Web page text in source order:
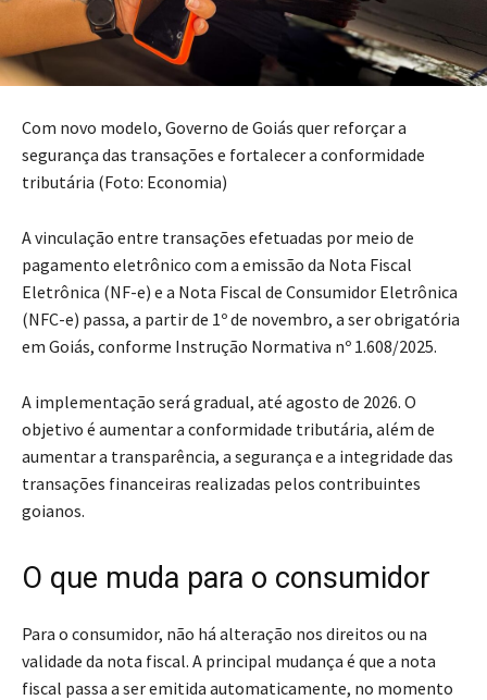
Com novo modelo, Governo de Goiás quer reforçar a
segurança das transações e fortalecer a conformidade
tributária (Foto: Economia)
A vinculação entre transações efetuadas por meio de
pagamento eletrônico com a emissão da Nota Fiscal
Eletrônica (NF-e) e a Nota Fiscal de Consumidor Eletrônica
(NFC-e) passa, a partir de 1º de novembro, a ser obrigatória
em Goiás, conforme Instrução Normativa nº 1.608/2025.
A implementação será gradual, até agosto de 2026. O
objetivo é aumentar a conformidade tributária, além de
aumentar a transparência, a segurança e a integridade das
transações financeiras realizadas pelos contribuintes
goianos.
O que muda para o consumidor
Para o consumidor, não há alteração nos direitos ou na
validade da nota fiscal. A principal mudança é que a nota
fiscal passa a ser emitida automaticamente, no momento